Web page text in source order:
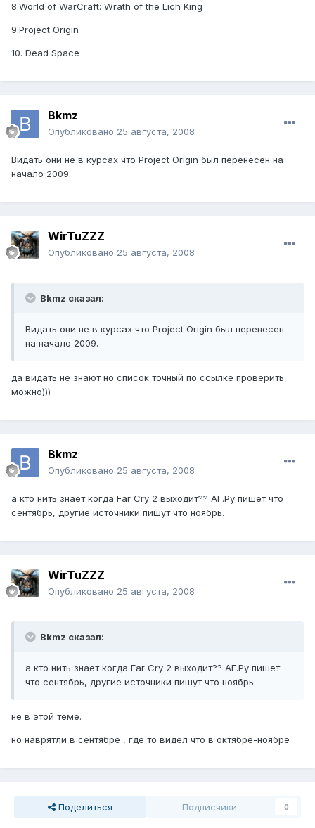
8.World of WarCraft: Wrath of the Lich King
9.Project Origin
10. Dead Space
Bkmz
Опубликовано 25 августа, 2008
Видать они не в курсах что Project Origin был перенесен на
начало 2009.
WirTuZZZ
Опубликовано 25 августа, 2008
Bkmz сказал:
Видать они не в курсах что Project Origin был перенесен
на начало 2009.
да видать не знают но список точный по ссылке проверить
можно)))
Bkmz
Опубликовано 25 августа, 2008
а кто нить знает когда Far Cry 2 выходит?? АГ.Ру пишет что
сентябрь, другие источники пишут что ноябрь.
WirTuZZZ
Опубликовано 25 августа, 2008
Bkmz сказал:
а кто нить знает когда Far Cry 2 выходит?? АГ.Ру пишет
что сентябрь, другие источники пишут что ноябрь.
не в этой теме.
но наврятли в сентябре , где то видел что в октябре-ноябре
Поделиться Подписчики 0